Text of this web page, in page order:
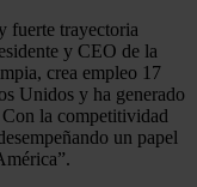
fuerte trayectoria
y CEO de la
crea empleo 17
Unidos y ha generado
la competitividad
un papel